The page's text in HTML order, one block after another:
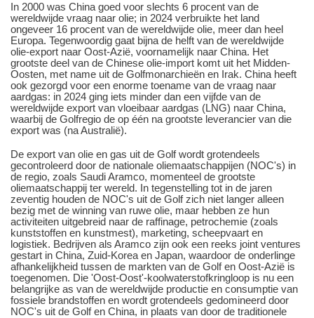
In 2000 was China goed voor slechts 6 procent van de
wereldwijde vraag naar olie; in 2024 verbruikte het land
ongeveer 16 procent van de wereldwijde olie, meer dan heel
Europa. Tegenwoordig gaat bijna de helft van de wereldwijde
olie-export naar Oost-Azië, voornamelijk naar China. Het
grootste deel van de Chinese olie-import komt uit het Midden-
Oosten, met name uit de Golfmonarchieën en Irak. China heeft
ook gezorgd voor een enorme toename van de vraag naar
aardgas: in 2024 ging iets minder dan een vijfde van de
wereldwijde export van vloeibaar aardgas (LNG) naar China,
waarbij de Golfregio de op één na grootste leverancier van die
export was (na Australië).
De export van olie en gas uit de Golf wordt grotendeels
gecontroleerd door de nationale oliemaatschappijen (NOC's) in
de regio, zoals Saudi Aramco, momenteel de grootste
oliemaatschappij ter wereld. In tegenstelling tot in de jaren
zeventig houden de NOC's uit de Golf zich niet langer alleen
bezig met de winning van ruwe olie, maar hebben ze hun
activiteiten uitgebreid naar de raffinage, petrochemie (zoals
kunststoffen en kunstmest), marketing, scheepvaart en
logistiek. Bedrijven als Aramco zijn ook een reeks joint ventures
gestart in China, Zuid-Korea en Japan, waardoor de onderlinge
afhankelijkheid tussen de markten van de Golf en Oost-Azië is
toegenomen. Die 'Oost-Oost'-koolwaterstofkringloop is nu een
belangrijke as van de wereldwijde productie en consumptie van
fossiele brandstoffen en wordt grotendeels gedomineerd door
NOC's uit de Golf en China, in plaats van door de traditionele